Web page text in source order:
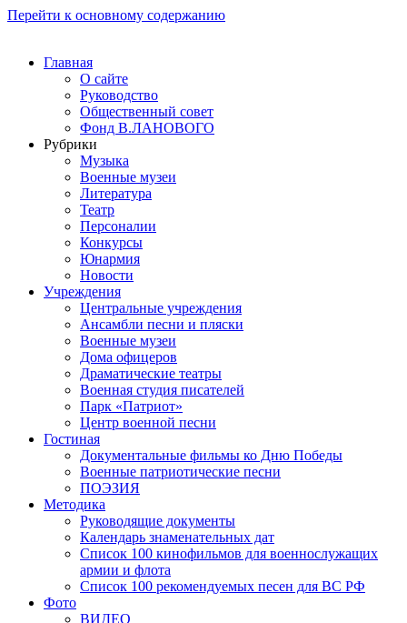
Перейти к основному содержанию
Главная
О сайте
Руководство
Общественный совет
Фонд В.ЛАНОВОГО
Рубрики
Музыка
Военные музеи
Литература
Театр
Персоналии
Конкурсы
Юнармия
Новости
Учреждения
Центральные учреждения
Ансамбли песни и пляски
Военные музеи
Дома офицеров
Драматические театры
Военная студия писателей
Парк «Патриот»
Центр военной песни
Гостиная
Документальные фильмы ко Дню Победы
Военные патриотические песни
ПОЭЗИЯ
Методика
Руководящие документы
Календарь знаменательных дат
Список 100 кинофильмов для военнослужащих
армии и флота
Список 100 рекомендуемых песен для ВС РФ
Фото
ВИДЕО